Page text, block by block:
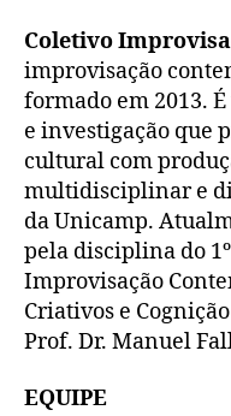
Coletivo
improvisação
formado em 2013.
e investigação que
cultural com
multidisciplinar e
da Unicamp.
pela disciplina do
Improvisação
Criativos e
Prof. Dr. Manuel
EQUIPE